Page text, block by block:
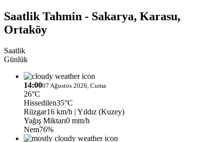
Saatlik Tahmin - Sakarya, Karasu,
Ortaköy
Saatlik
Günlük
14:0007 Ağustos 2026, Cuma
26°C
Hissedilen35°C
Rüzgar16 km/h | Yıldız (Kuzey)
Yağış Miktarı0 mm/h
Nem76%